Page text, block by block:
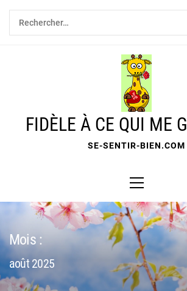
Skip
content
Rechercher :
FIDÈLE À CE QUI ME
SE-SENTIR-BIEN.COM
Menu
Mois :
août 2025